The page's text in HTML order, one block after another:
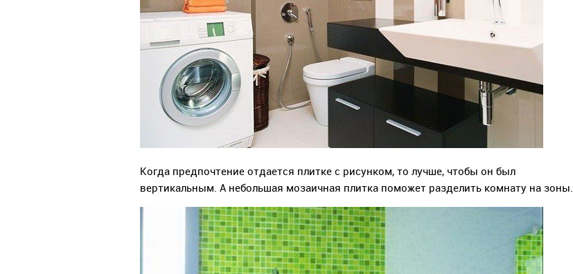
Когда предпочтение отдается плитке с рисунком, то лучше, чтобы он был
вертикальным. А небольшая мозаичная плитка поможет разделить комнату на зоны.